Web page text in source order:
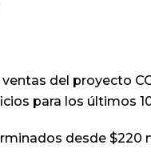
del proyecto
para los últimos
desde $220